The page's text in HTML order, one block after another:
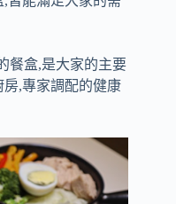
餐盒,是大家的主要
房,專家調配的健康